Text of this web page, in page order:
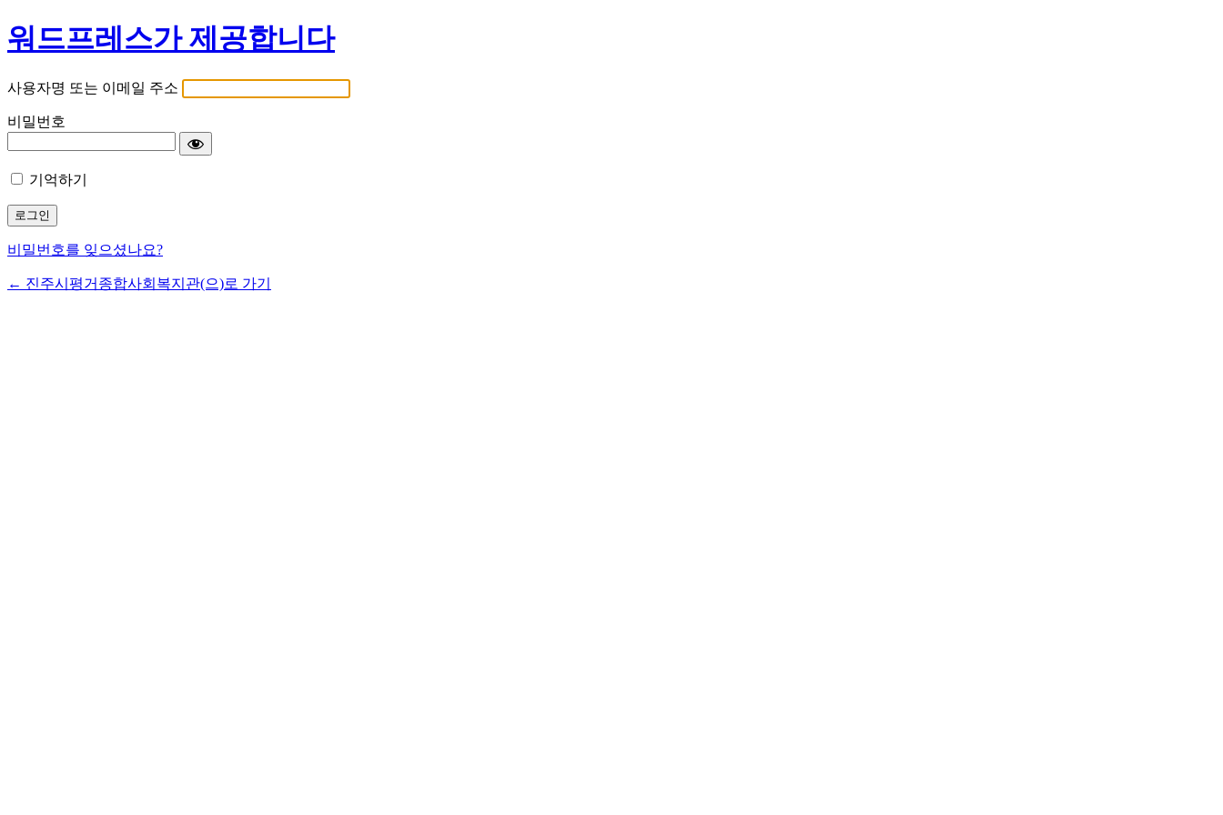
워드프레스가 제공합니다
사용자명 또는 이메일 주소
비밀번호
기억하기
비밀번호를 잊으셨나요?
← 진주시평거종합사회복지관(으)로 가기